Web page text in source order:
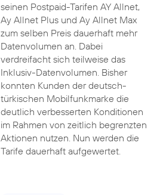
seinen Postpaid-Tarifen AY Allnet,
Ay Allnet Plus und Ay Allnet Max
zum selben Preis dauerhaft mehr
Datenvolumen an. Dabei
verdreifacht sich teilweise das
Inklusiv-Datenvolumen. Bisher
konnten Kunden der deutsch-
türkischen Mobilfunkmarke die
deutlich verbesserten Konditionen
im Rahmen von zeitlich begrenzten
Aktionen nutzen. Nun werden die
Tarife dauerhaft aufgewertet.